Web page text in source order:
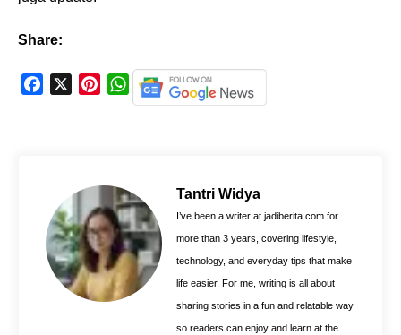
Share:
k
e
s
t
W
h
A
p
p
Tantri Widya
I’ve been a writer at jadiberita.com for
more than 3 years, covering lifestyle,
technology, and everyday tips that make
life easier. For me, writing is all about
sharing stories in a fun and relatable way
so readers can enjoy and learn at the